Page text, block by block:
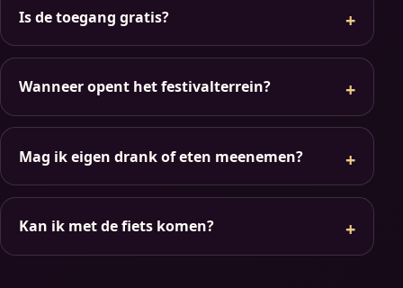
Is de toegang gratis?
Wanneer opent het festivalterrein?
Mag ik eigen drank of eten meenemen?
Kan ik met de fiets komen?